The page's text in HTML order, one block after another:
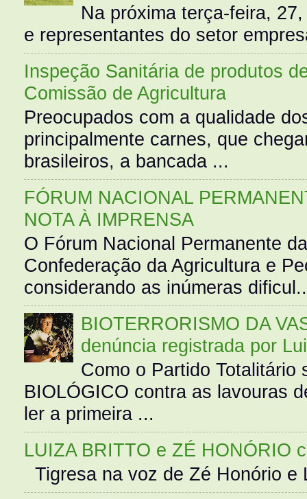
Na próxima terça-feira,
e representantes do setor
Inspeção Sanitária de produtos
Comissão de Agricultura
Preocupados com a qualidade
principalmente carnes, que
brasileiros, a bancada ...
FÓRUM NACIONAL
NOTA À IMPRENSA
O Fórum Nacional Permanente
Confederação da Agricultura e
considerando as inúmeras
BIOTERRORISMO DA
denúncia registrada por
Como o Partido Totalitário
BIOLÓGICO contra as lavouras
ler a primeira ...
LUIZA BRITTO e ZÉ HONÓRIO
Tigresa na voz de Zé Honório